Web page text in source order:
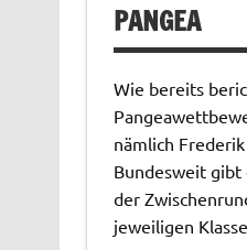
PANGEA
Wie bereits
nämlich
Bundesweit gibt
der
jeweiligen